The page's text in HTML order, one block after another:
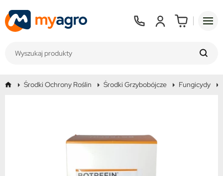
Środki Ochrony Roślin Środki Grzybobójcze Fungicydy